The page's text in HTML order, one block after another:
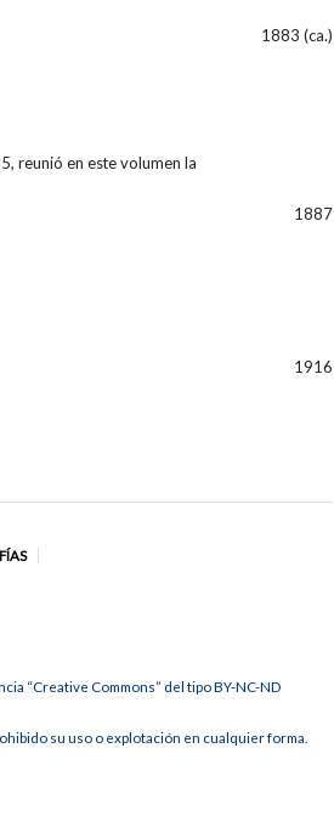
1883 (ca.)
reunió en este volumen la
1887
1916
“Creative Commons” del tipo BY-NC-ND
su uso o explotación en cualquier forma.